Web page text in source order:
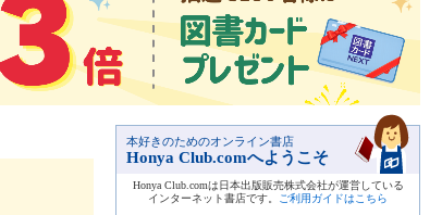
本好きのためのオンライン書店
Honya Club.comへようこそ
Honya Club.comは日本出版販売株式会社が運営している
インターネット書店です。
ご利用ガイドはこちら